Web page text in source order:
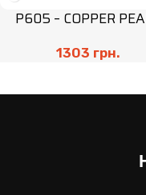
P605 – COPPER
1303 грн.